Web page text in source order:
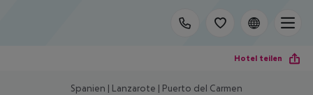
Hotel teilen
Spanien | Lanzarote | Puerto del Carmen